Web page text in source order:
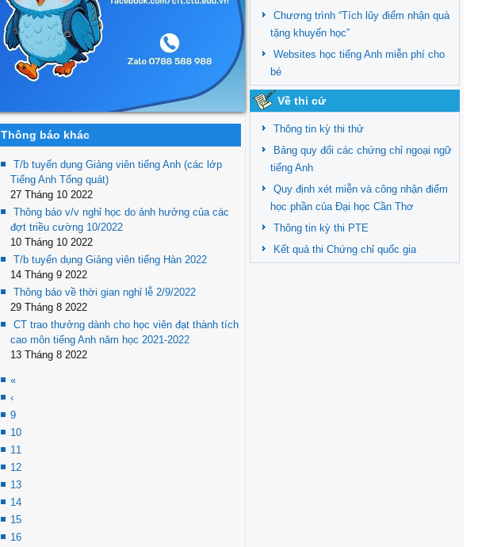
Thông báo khác
T/b tuyển dụng Giảng viên tiếng Anh (các lớp
Tiếng Anh Tổng quát)
27 Tháng 10 2022
Thông báo v/v nghỉ học do ảnh hưởng của các
đợt triều cường 10/2022
10 Tháng 10 2022
T/b tuyển dụng Giảng viên tiếng Hàn 2022
14 Tháng 9 2022
Thông báo về thời gian nghỉ lễ 2/9/2022
29 Tháng 8 2022
CT trao thưởng dành cho học viên đạt thành tích
cao môn tiếng Anh năm học 2021-2022
13 Tháng 8 2022
«
‹
9
10
11
12
13
14
15
16
Chương trình “Tích lũy điểm nhận quà
tặng khuyến học”
Websites học tiếng Anh miễn phí cho
bé
Về thi cử
Thông tin kỳ thi thử
Bảng quy đổi các chứng chỉ ngoại ngữ
tiếng Anh
Quy định xét miễn và công nhận điểm
học phần của Đại học Cần Thơ
Thông tin kỳ thi PTE
Kết quả thi Chứng chỉ quốc gia